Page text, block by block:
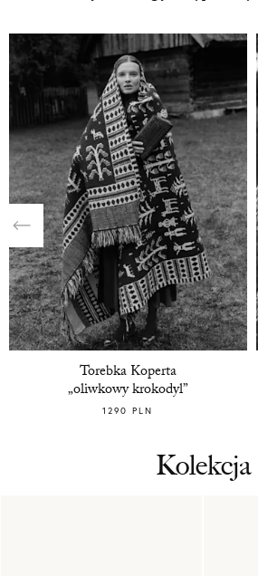
Torebka Koperta
„oliwkowy krokodyl”
1290 PLN
Kolekcja